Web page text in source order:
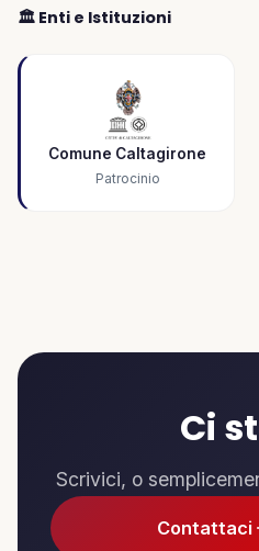
🏛️ Enti e Istituzioni
Comune Caltagirone
Patrocinio
Ci
Scrivici, o
Contattaci